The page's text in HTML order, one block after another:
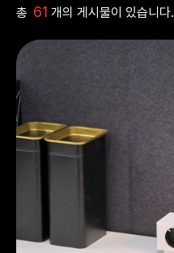
총 61 개의 게시물이 있습니다.